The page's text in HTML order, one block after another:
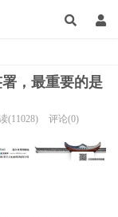
，最重要的是
(11028) 评论(0)